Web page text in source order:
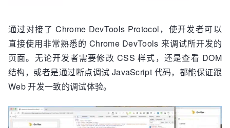
通过对接了 Chrome DevTools Protocol，使开发者可以
直接使用非常熟悉的 Chrome DevTools 来调试所开发的
页面。无论开发者需要修改 CSS 样式，还是查看 DOM
结构，或者是通过断点调试 JavaScript 代码，都能保证跟
Web 开发一致的调试体验。